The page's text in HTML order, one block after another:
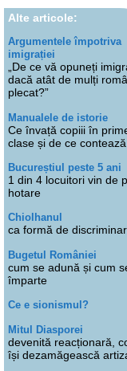
Alte articole:
Argumentele împotriva
imigrației
„De ce vă opuneți
dacă atât de mulți
plecat?”
Manualele de istorie
Ce învață copiii în
clase și de ce contează
Bucureștiul peste 5 ani
1 din 4 locuitori vin de
hotare
Chiolhanul
ca formă de
Bugetul României
cum se adună și cum
împarte
Ce e sionismul?
Mitul Diasporei
devenită reacționară,
își dezamăgească